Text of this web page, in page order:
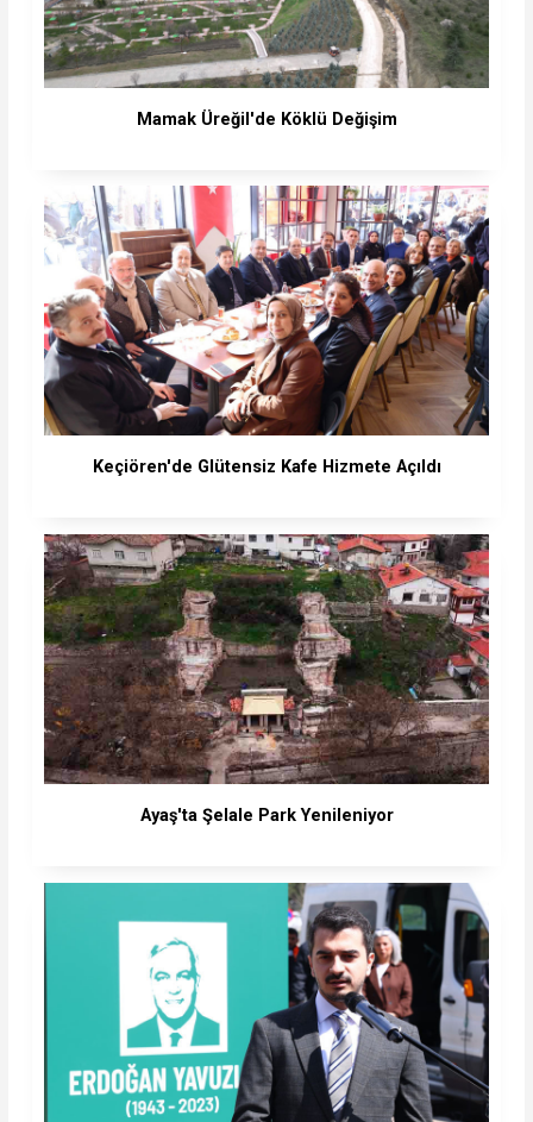
Mamak Üreğil'de Köklü Değişim
Keçiören'de Glütensiz Kafe Hizmete Açıldı
Ayaş'ta Şelale Park Yenileniyor